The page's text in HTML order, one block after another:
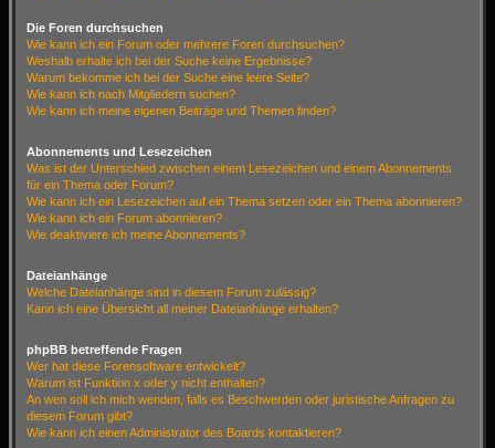
Die Foren durchsuchen
Wie kann ich ein Forum oder mehrere Foren durchsuchen?
Weshalb erhalte ich bei der Suche keine Ergebnisse?
Warum bekomme ich bei der Suche eine leere Seite?
Wie kann ich nach Mitgliedern suchen?
Wie kann ich meine eigenen Beiträge und Themen finden?
Abonnements und Lesezeichen
Was ist der Unterschied zwischen einem Lesezeichen und einem Abonnements
für ein Thema oder Forum?
Wie kann ich ein Lesezeichen auf ein Thema setzen oder ein Thema abonnieren?
Wie kann ich ein Forum abonnieren?
Wie deaktiviere ich meine Abonnements?
Dateianhänge
Welche Dateianhänge sind in diesem Forum zulässig?
Kann ich eine Übersicht all meiner Dateianhänge erhalten?
phpBB betreffende Fragen
Wer hat diese Forensoftware entwickelt?
Warum ist Funktion x oder y nicht enthalten?
An wen soll ich mich wenden, falls es Beschwerden oder juristische Anfragen zu
diesem Forum gibt?
Wie kann ich einen Administrator des Boards kontaktieren?